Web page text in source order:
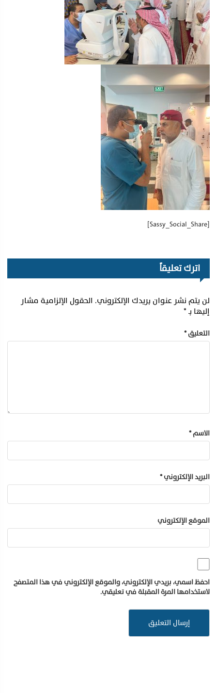
[Sassy_Social_Share]
اترك تعليقاً
لن يتم نشر عنوان بريدك الإلكتروني. الحقول الإلزامية مشار
إليها بـ*
التعليق*
الاسم*
البريد الإلكتروني*
الموقع الإلكتروني
احفظ اسمي، بريدي الإلكتروني، والموقع الإلكتروني في هذا المتصفح
لاستخدامها المرة المقبلة في تعليقي.